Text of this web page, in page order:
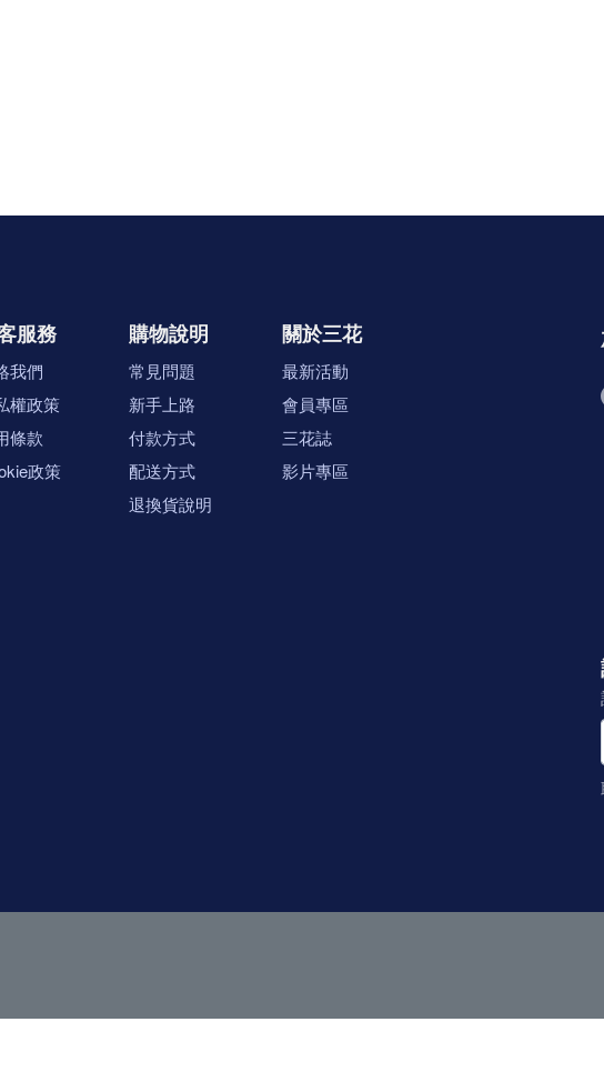
服務
我們
權政策
條款
政策
購物說明
常見問題
新手上路
付款方式
配送方式
退換貨說明
關於三花
最新活動
會員專區
三花誌
影片專區